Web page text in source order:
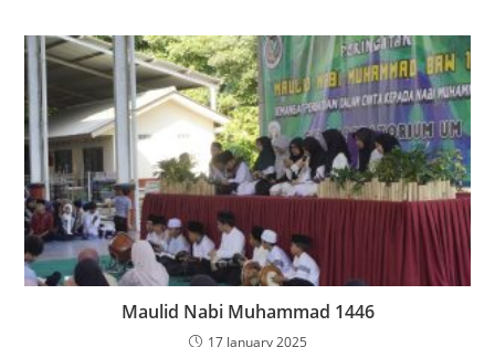
Maulid Nabi Muhammad 1446
17 January 2025